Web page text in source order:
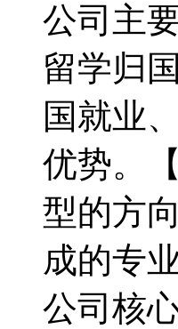
公司主
留学归
国就业
优势。
型的方
成的专
公司核